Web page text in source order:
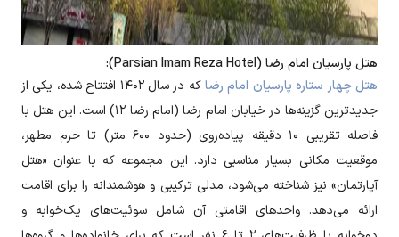
هتل پارسیان امام رضا (Parsian Imam Reza Hotel):
هتل چهار ستاره پارسیان امام رضا
که در سال ۱۴۰۲ افتتاح شده، یکی از
جدیدترین گزینه‌ها در خیابان امام رضا (امام رضا ۱۲) است. این هتل با
فاصله تقریبی ۱۰ دقیقه پیاده‌روی (حدود ۶۰۰ متر) تا حرم مطهر،
موقعیت مکانی بسیار مناسبی دارد. این مجموعه که با عنوان «هتل
آپارتمان» نیز شناخته می‌شود، مدلی ترکیبی و هوشمندانه را برای اقامت
ارائه می‌دهد. واحدهای اقامتی آن شامل سوئیت‌های یک‌خوابه و